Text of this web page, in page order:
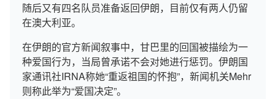
随后又有四名队员准备返回伊朗，目前仅有两人仍留
在澳大利亚。
在伊朗的官方新闻叙事中，甘巴里的回国被描绘为一
种爱国行为，当局曾承诺不会对她进行惩罚。伊朗国
家通讯社IRNA称她“重返祖国的怀抱”，新闻机关Mehr
则称此举为“爱国决定”。